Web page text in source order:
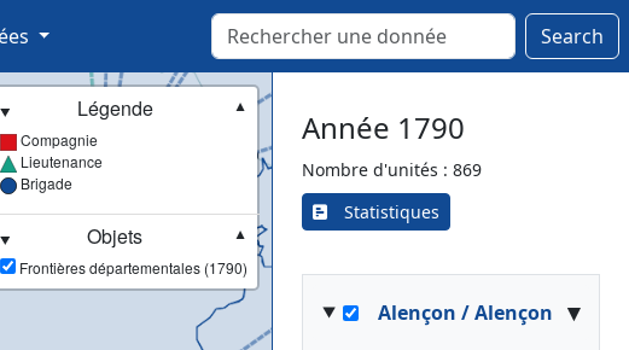
Search
Légende
▼
Compagnie
Lieutenance
Brigade
Objets
▼
Frontières départementales (1790)
Année 1790
Nombre d'unités : 869
Statistiques
Alençon / Alençon ▾